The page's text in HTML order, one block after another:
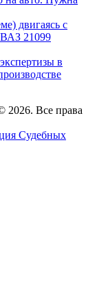
двигаясь с
21099
в
Все права
Судебных